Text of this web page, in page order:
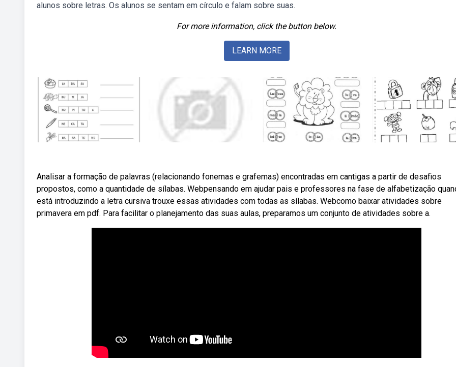
alunos sobre letras. Os alunos se sentam em círculo e falam sobre suas.
For more information, click the button below.
LEARN MORE
Analisar a formação de palavras (relacionando fonemas e grafemas) encontradas em cantigas a partir de desafios
propostos, como a quantidade de sílabas. Webpensando em ajudar pais e professores na fase de alfabetização
está introduzindo a letra cursiva trouxe essas atividades com todas as sílabas. Webcomo baixar atividades sobre
primavera em pdf. Para facilitar o planejamento das suas aulas, preparamos um conjunto de atividades sobre a.